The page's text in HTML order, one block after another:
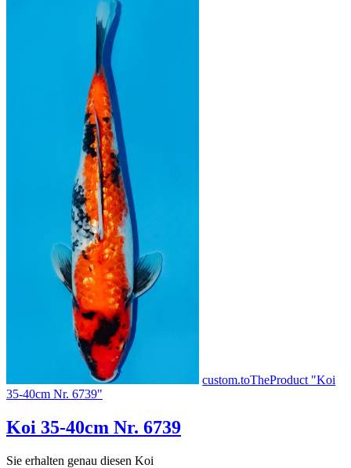
custom.toTheProduct "Koi
35-40cm Nr. 6739"
Koi 35-40cm Nr. 6739
Sie erhalten genau diesen Koi